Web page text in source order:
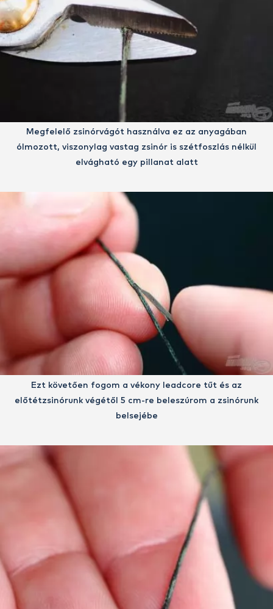
Megfelelő zsinórvágót használva ez az anyagában
ólmozott, viszonylag vastag zsinór is szétfoszlás nélkül
elvágható egy pillanat alatt
Ezt követően fogom a vékony leadcore tűt és az
előtétzsinórunk végétől 5 cm-re beleszúrom a zsinórunk
belsejébe